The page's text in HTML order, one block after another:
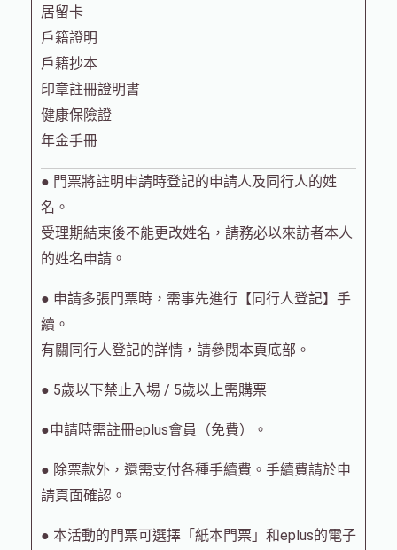
居留卡
戶籍證明
戶籍抄本
印章註冊證明書
健康保險證
年金手冊
● 門票將註明申請時登記的申請人及同行人的姓
名。
受理期結束後不能更改姓名，請務必以來訪者本人
的姓名申請。
● 申請多張門票時，需事先進行【同行人登記】手
續。
有關同行人登記的詳情，請參閱本頁底部。
● 5歲以下禁止入場 / 5歲以上需購票
●申請時需註冊eplus會員（免費）。
● 除票款外，還需支付各種手續費。手續費請於申
請頁面確認。
● 本活動的門票可選擇「紙本門票」和eplus的電子